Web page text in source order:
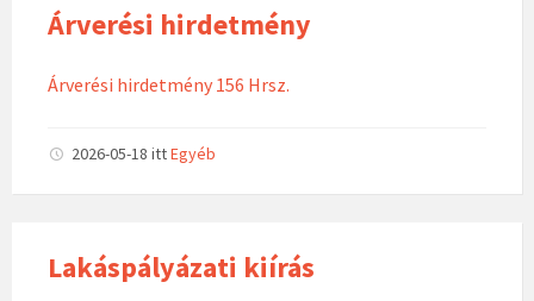
Árverési hirdetmény
Árverési hirdetmény 156 Hrsz.
2026-05-18 ittEgyéb
Lakáspályázati kiírás